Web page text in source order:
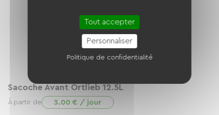
Sacoche Avant Ortlieb 12.5L
À partir de 3.00 € / jour
Tout accepter
Personnaliser
Politique de confidentialité